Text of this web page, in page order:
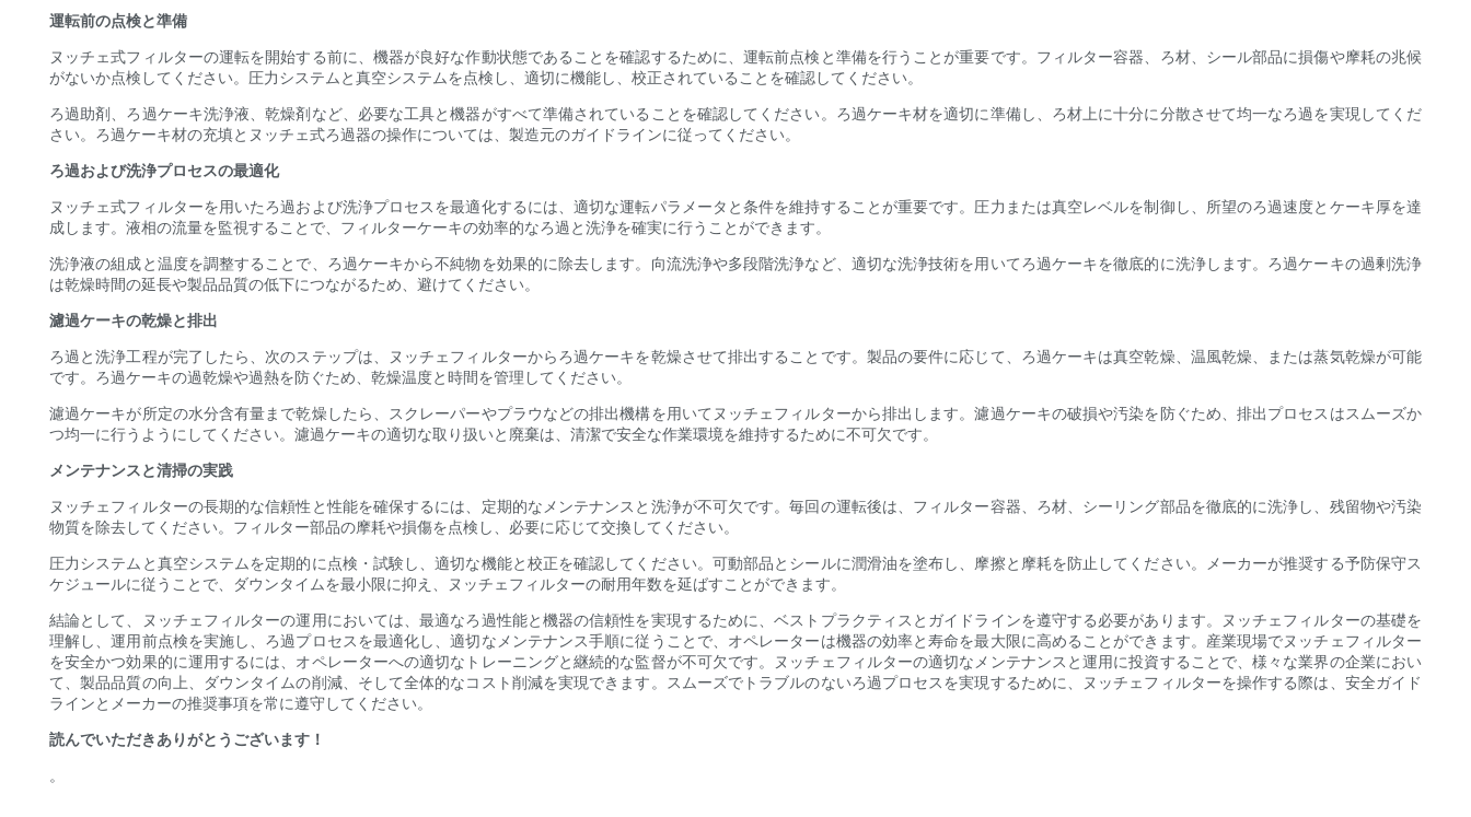
運転前の点検と準備
ヌッチェ式フィルターの運転を開始する前に、機器が良好な作動状態であることを確認するために、運転前点検と準備を行うことが重要です。フィルター容器、ろ材、シール部品に損傷や摩耗の兆候
がないか点検してください。圧力システムと真空システムを点検し、適切に機能し、校正されていることを確認してください。
ろ過助剤、ろ過ケーキ洗浄液、乾燥剤など、必要な工具と機器がすべて準備されていることを確認してください。ろ過ケーキ材を適切に準備し、ろ材上に十分に分散させて均一なろ過を実現してくだ
さい。ろ過ケーキ材の充填とヌッチェ式ろ過器の操作については、製造元のガイドラインに従ってください。
ろ過および洗浄プロセスの最適化
ヌッチェ式フィルターを用いたろ過および洗浄プロセスを最適化するには、適切な運転パラメータと条件を維持することが重要です。圧力または真空レベルを制御し、所望のろ過速度とケーキ厚を達
成します。液相の流量を監視することで、フィルターケーキの効率的なろ過と洗浄を確実に行うことができます。
洗浄液の組成と温度を調整することで、ろ過ケーキから不純物を効果的に除去します。向流洗浄や多段階洗浄など、適切な洗浄技術を用いてろ過ケーキを徹底的に洗浄します。ろ過ケーキの過剰洗浄
は乾燥時間の延長や製品品質の低下につながるため、避けてください。
濾過ケーキの乾燥と排出
ろ過と洗浄工程が完了したら、次のステップは、ヌッチェフィルターからろ過ケーキを乾燥させて排出することです。製品の要件に応じて、ろ過ケーキは真空乾燥、温風乾燥、または蒸気乾燥が可能
です。ろ過ケーキの過乾燥や過熱を防ぐため、乾燥温度と時間を管理してください。
濾過ケーキが所定の水分含有量まで乾燥したら、スクレーパーやプラウなどの排出機構を用いてヌッチェフィルターから排出します。濾過ケーキの破損や汚染を防ぐため、排出プロセスはスムーズか
つ均一に行うようにしてください。濾過ケーキの適切な取り扱いと廃棄は、清潔で安全な作業環境を維持するために不可欠です。
メンテナンスと清掃の実践
ヌッチェフィルターの長期的な信頼性と性能を確保するには、定期的なメンテナンスと洗浄が不可欠です。毎回の運転後は、フィルター容器、ろ材、シーリング部品を徹底的に洗浄し、残留物や汚染
物質を除去してください。フィルター部品の摩耗や損傷を点検し、必要に応じて交換してください。
圧力システムと真空システムを定期的に点検・試験し、適切な機能と校正を確認してください。可動部品とシールに潤滑油を塗布し、摩擦と摩耗を防止してください。メーカーが推奨する予防保守ス
ケジュールに従うことで、ダウンタイムを最小限に抑え、ヌッチェフィルターの耐用年数を延ばすことができます。
結論として、ヌッチェフィルターの運用においては、最適なろ過性能と機器の信頼性を実現するために、ベストプラクティスとガイドラインを遵守する必要があります。ヌッチェフィルターの基礎を
理解し、運用前点検を実施し、ろ過プロセスを最適化し、適切なメンテナンス手順に従うことで、オペレーターは機器の効率と寿命を最大限に高めることができます。産業現場でヌッチェフィルター
を安全かつ効果的に運用するには、オペレーターへの適切なトレーニングと継続的な監督が不可欠です。ヌッチェフィルターの適切なメンテナンスと運用に投資することで、様々な業界の企業におい
て、製品品質の向上、ダウンタイムの削減、そして全体的なコスト削減を実現できます。スムーズでトラブルのないろ過プロセスを実現するために、ヌッチェフィルターを操作する際は、安全ガイド
ラインとメーカーの推奨事項を常に遵守してください。
読んでいただきありがとうございます！
。